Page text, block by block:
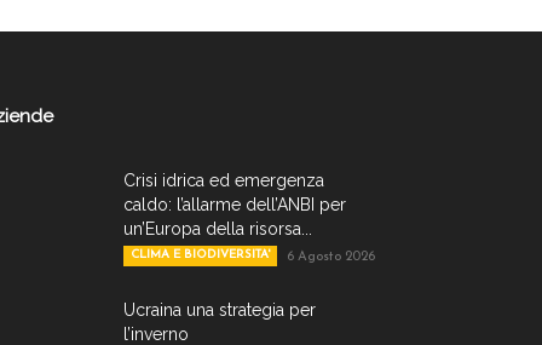
Crisi idrica ed emergenza
caldo: l’allarme dell’ANBI per
un’Europa della risorsa...
CLIMA E BIODIVERSITA' 6 Agosto 2026
Ucraina una strategia per
l’inverno